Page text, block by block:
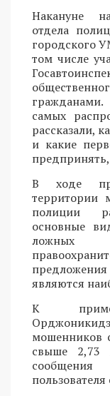
Накануне
отдела
городского
том числе
самых
рассказали,
и какие
В ходе
территории
полиции
основные
ложных
являются
К
мошенников
свыше 2,73